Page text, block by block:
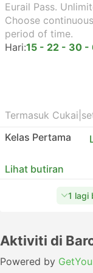
Eurail Pass.
Choose
period of time.
Hari:15 - 22 - 30
Termasuk Cukai
Kelas Pertama
Lihat butiran
1 lagi
Aktiviti di
Powered by